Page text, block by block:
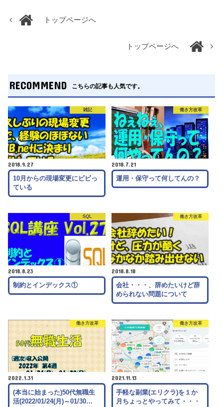
トップページへ
トップページへ
RECOMMEND こちらの記事も人気です。
雑記
2018.9.27
10月からの現場変更にビビっ
ている
働き方改革
2018.7.21
運用・保守って何してんの？
SQL
2018.8.23
制約とインデックス①
働き方改革
2018.8.18
会社・・・、辞めたいけど辞
められない問題について
働き方改革
2022.1.31
(本当に始まった)50代無職生
活(2022/01/24(月)～01/30…
働き方改革
2021.11.13
手軽な副業(エリクラ)を１か
月ちょっとやってみて・・・